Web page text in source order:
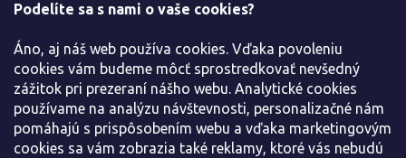
Podelíte sa s nami o vaše cookies?
Áno, aj náš web používa cookies. Vďaka povoleniu
cookies vám budeme môcť sprostredkovať nevšedný
zážitok pri prezeraní nášho webu. Analytické cookies
používame na analýzu návštevnosti, personalizačné nám
pomáhajú s prispôsobením webu a vďaka marketingovým
cookies sa vám zobrazia také reklamy, ktoré vás nebudú
Informácie pre Vás
Kontaktujte nás